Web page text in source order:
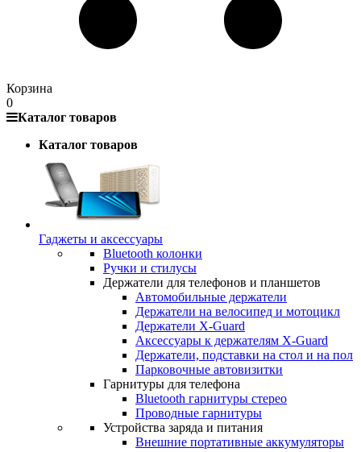
Корзина
0
Каталог товаров
Каталог товаров
Гаджеты и аксессуары
Bluetooth колонки
Ручки и стилусы
Держатели для телефонов и планшетов
Автомобильные держатели
Держатели на велосипед и мотоцикл
Держатели X-Guard
Аксессуары к держателям X-Guard
Держатели, подставки на стол и на пол
Парковочные автовизитки
Гарнитуры для телефона
Bluetooth гарнитуры стерео
Проводные гарнитуры
Устройства заряда и питания
Внешние портативные аккумуляторы